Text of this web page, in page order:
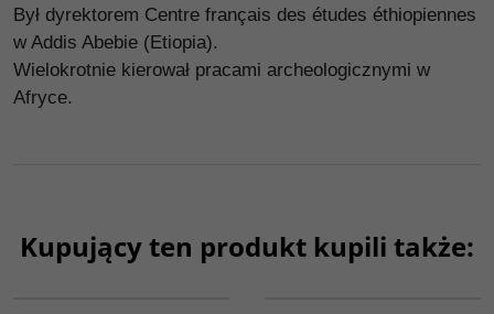
Był dyrektorem Centre français des études éthiopiennes
w Addis Abebie (Etiopia).
Wielokrotnie kierował pracami archeologicznymi w
Afryce.
Kupujący ten produkt kupili także: